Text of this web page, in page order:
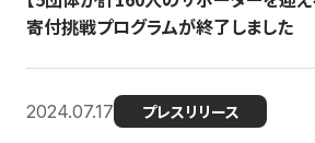
寄付挑戦プログラムが終了しました
2024.07.17 プレスリリース